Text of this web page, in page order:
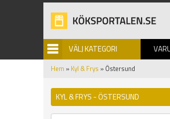
VÄLJ KATEGORI
Hem » Kyl & Frys » Östersund
KYL & FRYS - ÖSTERSUND